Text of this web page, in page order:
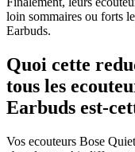
loin sommaires ou forts
Earbuds.
Quoi cette
tous les
Earbuds est-
Vos ecouteurs Bose